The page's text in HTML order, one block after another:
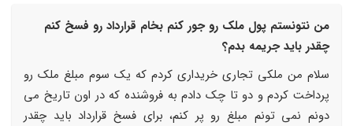
من نتونستم پول ملک رو جور کنم بخام قرارداد رو فسخ کنم
چقدر باید جریمه بدم؟
سلام من ملکی تجاری خریداری کردم که یک سوم مبلغ ملک رو
پرداخت کردم و دو تا چک دادم به فروشنده که در اون تاریخ می
دونم نمی تونم مبلغ رو پر کنم، برای فسخ قرارداد باید چقدر